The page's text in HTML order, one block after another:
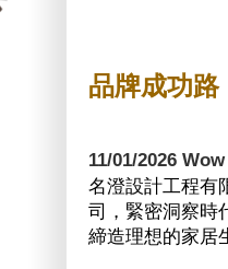
品牌成功路
11/01/2026
名澄設計工程有
司，緊密洞察時
締造理想的家居